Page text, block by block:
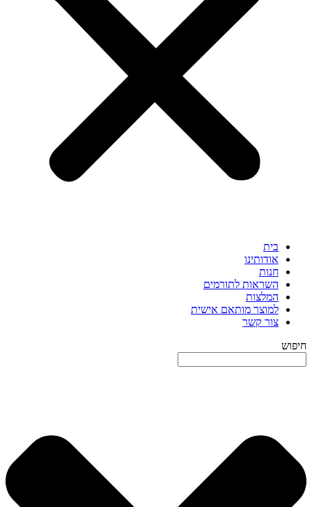
בית
אודותינו
חנות
השראות לתורמים
המלצות
למוצר מותאם אישית
צור קשר
חיפוש